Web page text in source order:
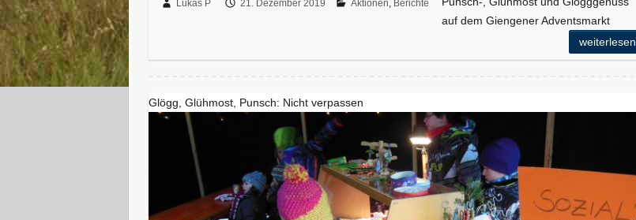
Lukas P 21. Dezember 2019 Aktionen, Berichte
auf dem Giengener Adventsmarkt
weiterlesen
Glögg, Glühmost, Punsch: Nicht verpassen